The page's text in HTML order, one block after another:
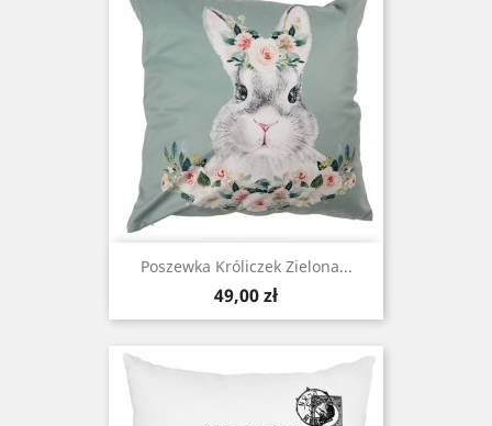
Poszewka Króliczek Zielona...
Cena
49,00 zł